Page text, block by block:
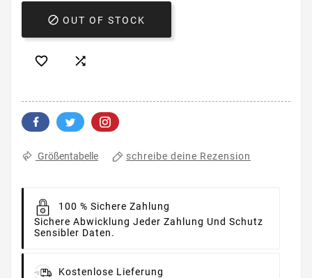
 OUT OF STOCK
 
Größentabelle schreibe deine Rezension
100 % Sichere Zahlung
Sichere Abwicklung Jeder Zahlung Und Schutz
Sensibler Daten.
Kostenlose Lieferung